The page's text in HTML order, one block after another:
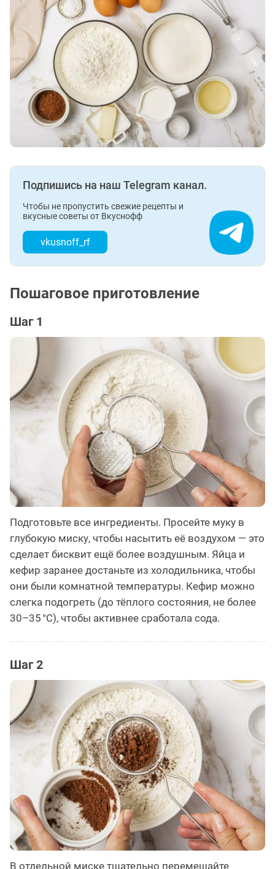
Подпишись на наш Telegram канал.
Чтобы не пропустить свежие рецепты и
вкусные советы от Вкуснофф
vkusnoff_rf
Пошаговое приготовление
Шаг 1
Подготовьте все ингредиенты. Просейте муку в
глубокую миску, чтобы насытить её воздухом — это
сделает бисквит ещё более воздушным. Яйца и
кефир заранее достаньте из холодильника, чтобы
они были комнатной температуры. Кефир можно
слегка подогреть (до тёплого состояния, не более
30–35 °C), чтобы активнее сработала сода.
Шаг 2
В отдельной миске тщательно перемешайте